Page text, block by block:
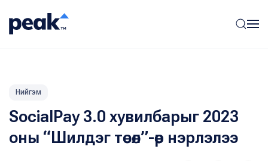
Нийгэм
SocialPay 3.0 хувилбарыг 2023
оны “Шилдэг төсөл”-өөр нэрлэлээ